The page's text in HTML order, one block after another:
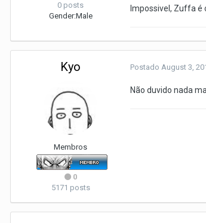
0 posts
Gender:Male
Impossivel, Zuffa é
Kyo
Membros
0
5171 posts
Postado August 3,
Não duvido nada